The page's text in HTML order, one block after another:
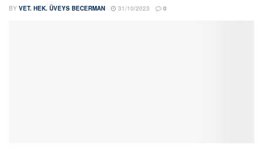
BY VET. HEK. ÜVEYS BECERMAN 31/10/2023 0